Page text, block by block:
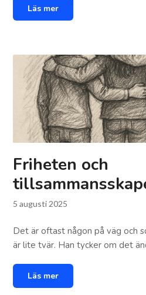
Läs mer
Friheten och
5 augusti 2025
Det är oftast någon på väg och
är lite tvär. Han tycker om det
Läs mer